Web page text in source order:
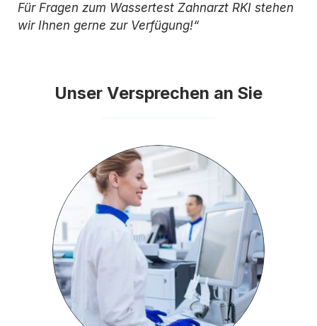
Für Fragen zum Wassertest Zahnarzt RKI stehen
wir Ihnen gerne zur Verfügung!“
Unser Versprechen an Sie